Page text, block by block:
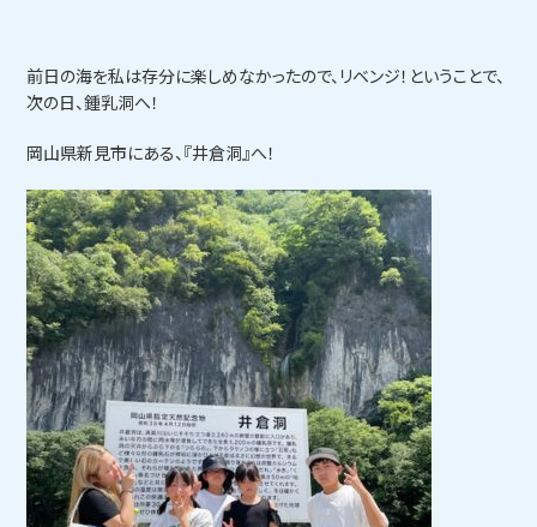
前日の海を私は存分に楽しめなかったので、リベンジ！ということで、
次の日、鍾乳洞へ！
岡山県新見市にある、『井倉洞』へ！